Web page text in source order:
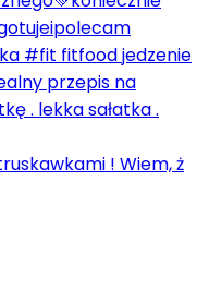
! Wiem, ż